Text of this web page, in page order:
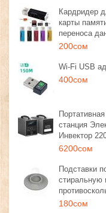
Кардридер
карты
переноса
200сом
Wi-Fi USB
400сом
станция
Инвектор
6200сом
Подставки
стиральную
180сом